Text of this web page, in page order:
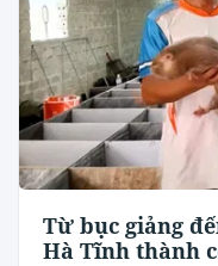
Từ bục giảng
Hà Tĩnh thành